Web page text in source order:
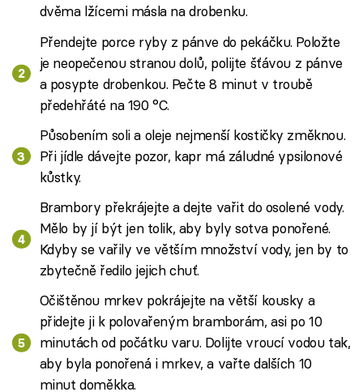
dvěma lžícemi másla na drobenku.
Přendejte porce ryby z pánve do pekáčku. Položte
je neopečenou stranou dolů, polijte šťávou z pánve
a posypte drobenkou. Pečte 8 minut v troubě
předehřáté na 190 °C.
Působením soli a oleje nejmenší kostičky změknou.
Při jídle dávejte pozor, kapr má záludné ypsilonové
kůstky.
Brambory překrájejte a dejte vařit do osolené vody.
Mělo by jí být jen tolik, aby byly sotva ponořené.
Kdyby se vařily ve větším množství vody, jen by to
zbytečně ředilo jejich chuť.
Očištěnou mrkev pokrájejte na větší kousky a
přidejte ji k polovařeným bramborám, asi po 10
minutách od počátku varu. Dolijte vroucí vodou tak,
aby byla ponořená i mrkev, a vařte dalších 10
minut doměkka.